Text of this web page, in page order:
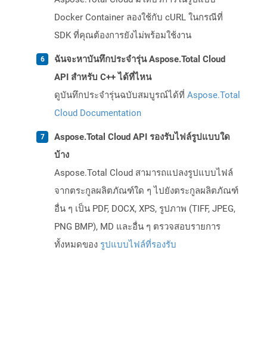
Docker Container ลองใช้กับ cURL ในกรณีที่
SDK ที่คุณต้องการยังไม่พร้อมใช้งาน
ฉันจะหาบันทึกประจำรุ่น Aspose.Total Cloud
API สำหรับ C++ ได้ที่ไหน
ดูบันทึกประจำรุ่นฉบับสมบูรณ์ได้ที่ Aspose.Total
Cloud Documentation
Aspose.Total Cloud API รองรับไฟล์รูปแบบใด
บ้าง
Aspose.Total Cloud สามารถแปลงรูปแบบไฟล์
จากตระกูลผลิตภัณฑ์ใด ๆ ไปยังตระกูลผลิตภัณฑ์
อื่น ๆ เป็น PDF, DOCX, XPS, รูปภาพ (TIFF, JPEG,
PNG BMP), MD และอื่น ๆ ตรวจสอบรายการ
ทั้งหมดของ รูปแบบไฟล์ที่รองรับ